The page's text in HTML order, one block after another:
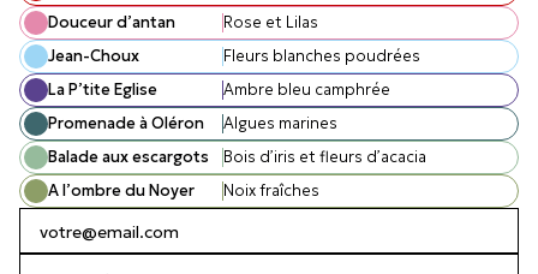
Douceur d’antan
Rose et Lilas
Jean-Choux
Fleurs blanches poudrées
La P’tite Eglise
Ambre bleu camphrée
Promenade à Oléron
Algues marines
Balade aux escargots
Bois d’iris et fleurs d’acacia
A l’ombre du Noyer
Noix fraîches